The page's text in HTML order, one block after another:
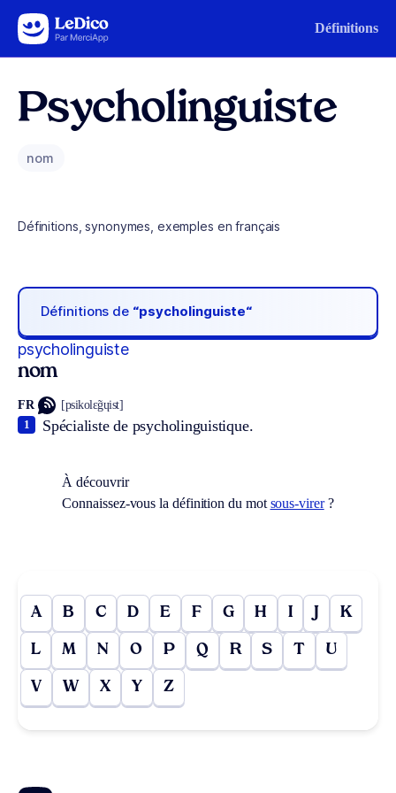
Aller au contenu Définitions
Psycholinguiste
nom
Définitions, synonymes, exemples en français
Définitions de “psycholinguiste“
psycholinguiste
nom
FR [psikolɛ̃gɥist]
Spécialiste de psycholinguistique.
1
À découvrir
Connaissez-vous la définition du mot sous-virer?
A B C D E F G H I J K
L M N O P Q R S T U
V W X Y Z